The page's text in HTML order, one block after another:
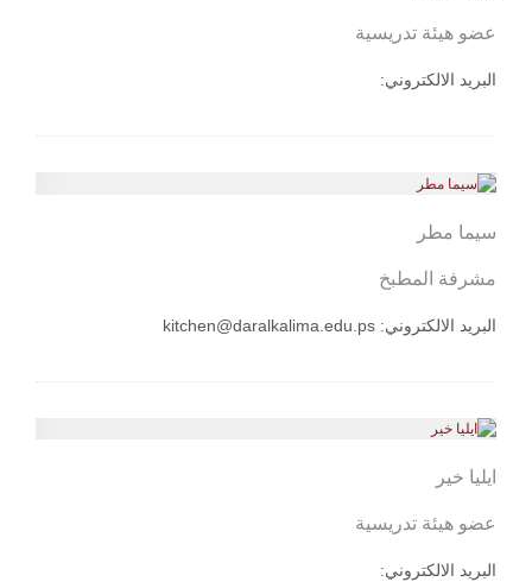
عضو هيئة تدريسية
البريد الالكتروني:
سيما مطر
مشرفة المطبخ
البريد الالكتروني: kitchen@daralkalima.edu.ps
ايليا خير
عضو هيئة تدريسية
البريد الالكتروني: